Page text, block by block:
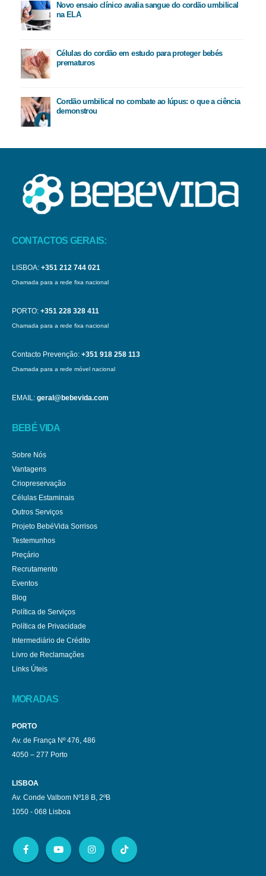
Novo ensaio clínico avalia sangue do cordão umbilical
na ELA
Células do cordão em estudo para proteger bebés
prematuros
Cordão umbilical no combate ao lúpus: o que a ciência
demonstrou
CONTACTOS GERAIS:
LISBOA: +351 212 744 021
Chamada para a rede fixa nacional
PORTO: +351 228 328 411
Chamada para a rede fixa nacional
Contacto Prevenção: +351 918 258 113
Chamada para a rede móvel nacional
EMAIL: geral@bebevida.com
BEBÉ VIDA
Sobre Nós
Vantagens
Criopreservação
Células Estaminais
Outros Serviços
Projeto BebéVida Sorrisos
Testemunhos
Preçário
Recrutamento
Eventos
Blog
Política de Serviços
Política de Privacidade
Intermediário de Crédito
Livro de Reclamações
Links Úteis
MORADAS
PORTO
Av. de França Nº 476, 486
4050 – 277 Porto
LISBOA
Av. Conde Valbom Nº18 B, 2ºB
1050 - 068 Lisboa